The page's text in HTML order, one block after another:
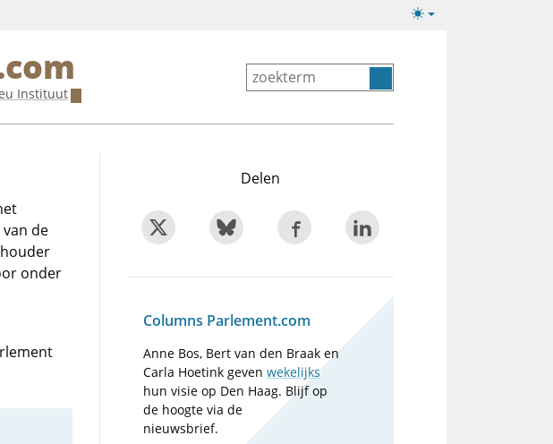
Lichte/donkere
Instituut
de
onder
Delen
Columns Parlement.com
Anne Bos, Bert van den Braak en
Carla Hoetink gevenwekelijks
hun visie op Den Haag. Blijf op
de hoogte via de
nieuwsbrief.